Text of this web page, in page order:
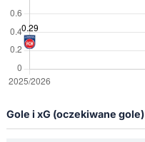
Gole i xG (oczekiwane gole)